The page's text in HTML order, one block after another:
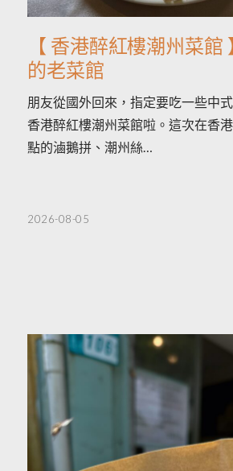
【 香港醉紅樓潮州菜館
的老菜館
朋友從國外回來，指定要吃一些中
香港醉紅樓潮州菜館啦。這次在香
點的滷鵝拼、潮州絲…
2026-08-05